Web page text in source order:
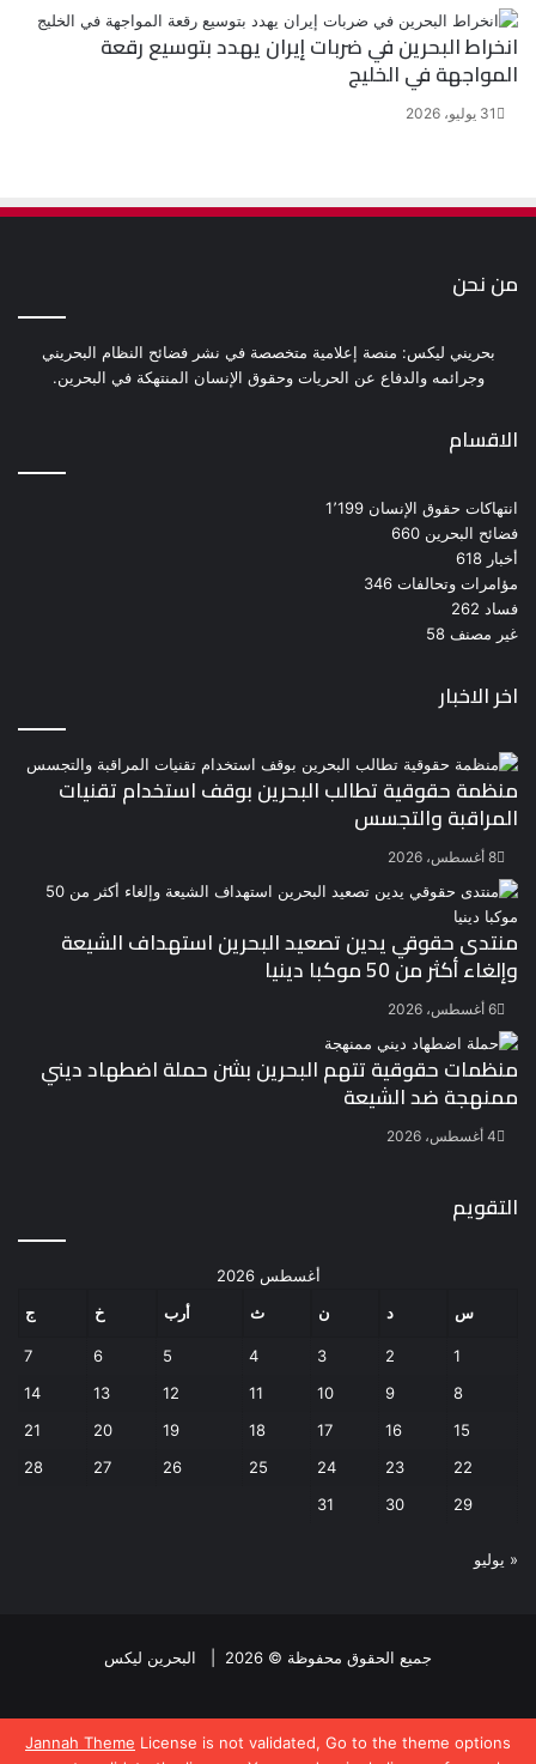
Jannah Theme License is not validated, Go to the theme options
انخراط البحرين في ضربات إيران يهدد بتوسيع رقعة
المواجهة في الخليج
31 يوليو، 2026
من نحن
بحريني ليكس: منصة إعلامية متخصصة في نشر فضائح النظام البحريني
وجرائمه والدفاع عن الحريات وحقوق الإنسان المنتهكة في البحرين.
الاقسام
انتهاكات حقوق الإنسان 1٬199
فضائح البحرين 660
أخبار 618
مؤامرات وتحالفات 346
فساد 262
غير مصنف 58
اخر الاخبار
منظمة حقوقية تطالب البحرين بوقف استخدام تقنيات
المراقبة والتجسس
8 أغسطس، 2026
منتدى حقوقي يدين تصعيد البحرين استهداف الشيعة
وإلغاء أكثر من 50 موكبا دينيا
6 أغسطس، 2026
منظمات حقوقية تتهم البحرين بشن حملة اضطهاد ديني
ممنهجة ضد الشيعة
4 أغسطس، 2026
التقويم
أغسطس 2026
س
د ن ث أرب خ ج
1
2
3
4
5
6
7
8
9
10
11
12
13
14
15
16
17
18
19
20
21
22
23
24
25
26
27
28
29
30
31
« يوليو
جميع الحقوق محفوظة © 2026 | البحرين ليكس
فيسبوكتويتر